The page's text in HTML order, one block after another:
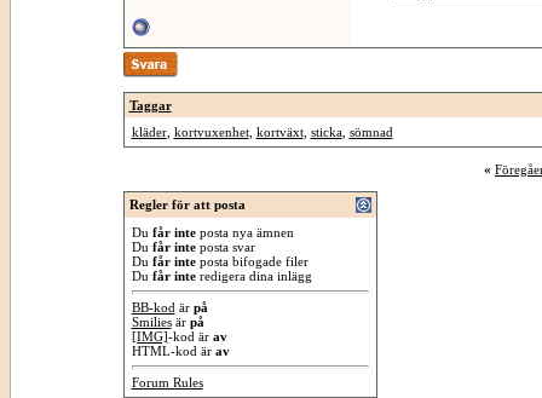
Taggar
kläder, kortvuxenhet, kortväxt, sticka, sömnad
«
Regler för att posta
Du får inteposta nya ämnen
Du får inteposta svar
Du får inteposta bifogade filer
Du får interedigera dina inlägg
BB-kod är på
Smiliesär på
[IMG]-kod är av
HTML-kod är av
Forum Rules